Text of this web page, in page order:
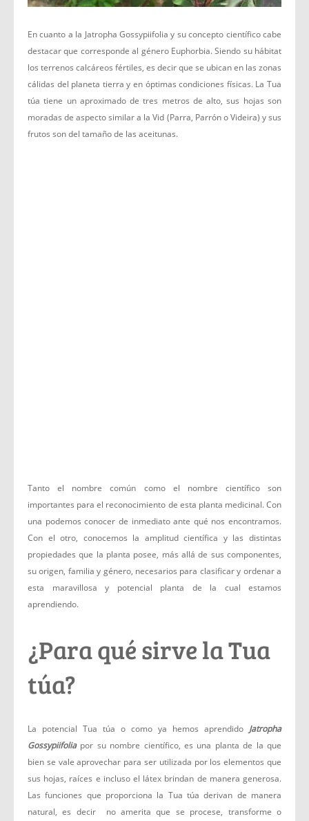
En cuanto a la Jatropha Gossypiifolia y su concepto científico cabe
destacar que corresponde al género Euphorbia. Siendo su hábitat
los terrenos calcáreos fértiles, es decir que se ubican en las zonas
cálidas del planeta tierra y en óptimas condiciones físicas. La Tua
túa tiene un aproximado de tres metros de alto, sus hojas son
moradas de aspecto similar a la Vid (Parra, Parrón o Videira) y sus
frutos son del tamaño de las aceitunas.
Tanto el nombre común como el nombre científico son
importantes para el reconocimiento de esta planta medicinal. Con
una podemos conocer de inmediato ante qué nos encontramos.
Con el otro, conocemos la amplitud científica y las distintas
propiedades que la planta posee, más allá de sus componentes,
su origen, familia y género, necesarios para clasificar y ordenar a
esta maravillosa y potencial planta de la cual estamos
aprendiendo.
¿Para qué sirve la Tua
túa?
La potencial Tua túa o como ya hemos aprendido Jatropha
Gossypiifoliapor su nombre científico, es una planta de la que
bien se vale aprovechar para ser utilizada por los elementos que
sus hojas, raíces e incluso el látex brindan de manera generosa.
Las funciones que proporciona la Tua túa derivan de manera
natural, es decir no amerita que se procese, transforme o